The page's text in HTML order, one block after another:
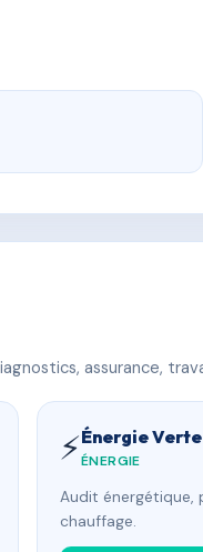
assurance,
⚡Énergie
ÉNERGIE
Audit
chauffage.